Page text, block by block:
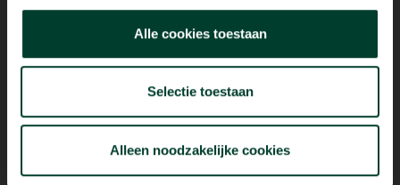
Alle cookies toestaan
Selectie toestaan
Alleen noodzakelijke cookies
Mogelijk dankzij